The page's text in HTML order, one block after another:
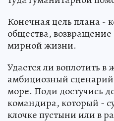
Конечная цель плана -
общества,
мирной жизни.
Удастся ли воплотить в
амбициозный
море. Поди достучись
командира, который -
клочке пустыни или в